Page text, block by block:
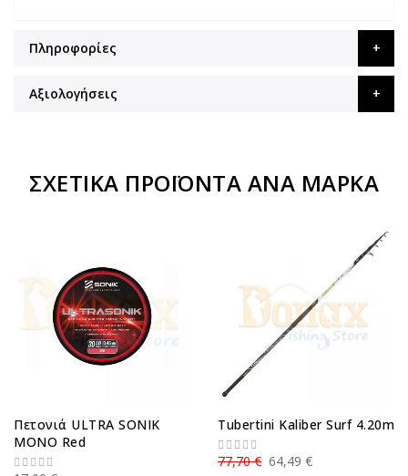
Πληροφορίες
Αξιολογήσεις
ΣΧΕΤΙΚΆ ΠΡΟΪΌΝΤΑ ΑΝΆ ΜΆΡΚΑ
Πετονιά ULTRA SONIK
MONO Red
Tubertini Kaliber Surf 4.20m
64,49 €
77,70 €